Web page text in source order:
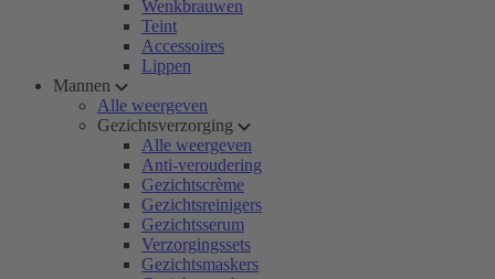
Wenkbrauwen
Teint
Accessoires
Lippen
Mannen
Alle weergeven
Gezichtsverzorging
Alle weergeven
Anti-veroudering
Gezichtscrème
Gezichtsreinigers
Gezichtsserum
Verzorgingssets
Gezichtsmaskers